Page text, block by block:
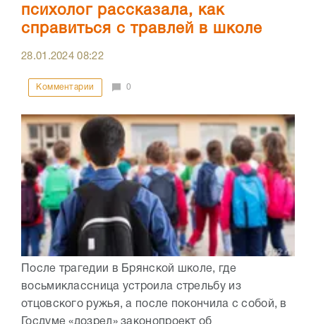
психолог рассказала, как
справиться с травлей в школе
28.01.202408:22
Комментарии 0
После трагедии в Брянской школе, где
восьмиклассница устроила стрельбу из
отцовского ружья, а после покончила с собой, в
Госдуме «дозрел» законопроект об